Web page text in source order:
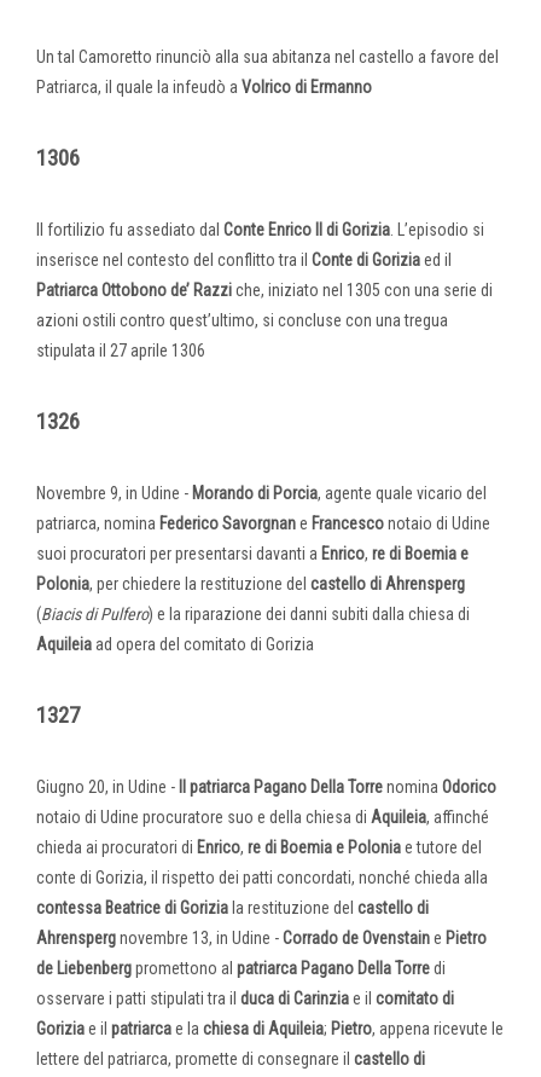
Un tal Camoretto rinunciò alla sua abitanza nel castello a favore del
Patriarca, il quale la infeudò a Volrico di Ermanno
1306
Il fortilizio fu assediato dal Conte Enrico II di Gorizia . L’episodio si
inserisce nel contesto del conflitto tra il Conte di Goriziaed il
Patriarca Ottobono de’ Razziche, iniziato nel 1305 con una serie di
azioni ostili contro quest’ultimo, si concluse con una tregua
stipulata il 27 aprile 1306
1326
Novembre 9, in Udine - Morando di Porcia, agente quale vicario del
patriarca, nomina Federico Savorgnane Francesconotaio di Udine
suoi procuratori per presentarsi davanti a Enrico, re di Boemia e
Polonia, per chiedere la restituzione del castello di Ahrensperg
(Biacis di Pulfero) e la riparazione dei danni subiti dalla chiesa di
Aquileiaad opera del comitato di Gorizia
1327
Giugno 20, in Udine - Il patriarca Pagano Della Torrenomina Odorico
notaio di Udine procuratore suo e della chiesa di Aquileia, affinché
chieda ai procuratori di Enrico, re di Boemia e Poloniae tutore del
conte di Gorizia, il rispetto dei patti concordati, nonché chieda alla
contessa Beatrice di Gorizia la restituzione del castello di
Ahrenspergnovembre 13, in Udine -Corrado de Ovenstaine Pietro
de Liebenbergpromettono al patriarca Pagano Della Torredi
osservare i patti stipulati tra il duca di Carinziae il comitato di
Goriziae il patriarcae la chiesadi Aquileia; Pietro, appena ricevute le
lettere del patriarca, promette di consegnare il castello di